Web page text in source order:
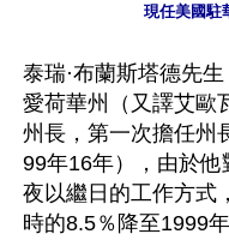
現任美國駐
泰瑞·布蘭斯塔德先
愛荷華州（又譯艾歐
州長，第一次擔任州
99年16年），由於
夜以繼日的工作方式
時的8.5％降至1999